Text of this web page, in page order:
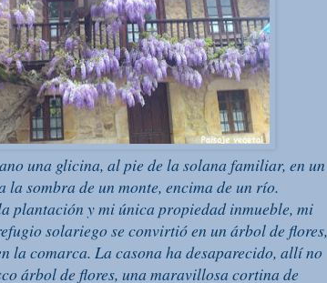
una glicina, al pie de la solana familiar, en un
la sombra de un monte, encima de un río.
plantación y mi única propiedad inmueble, mi
solariego se convirtió en un árbol de flores,
la comarca. La casona ha desaparecido, allí no
árbol de flores, una maravillosa cortina de